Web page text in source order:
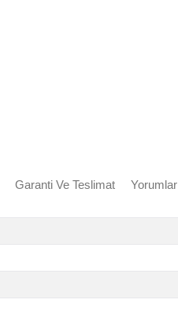
Garanti Ve Teslimat Yorumlar